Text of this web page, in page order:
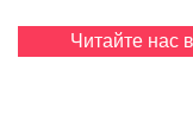
Читайте нас в